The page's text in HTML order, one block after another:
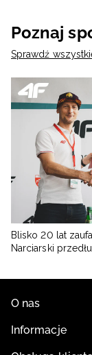
Poznaj
Sprawdź
Blisko 20 lat
Narciarski
O nas
Informacje